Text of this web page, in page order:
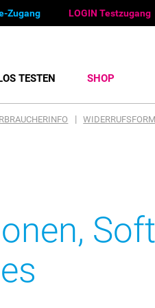
Zugang LOGIN Testzugang
TESTEN SHOP
|